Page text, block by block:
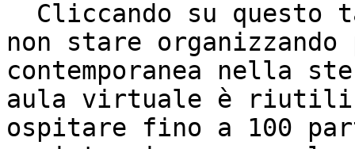
non stare
contemporanea nella
aula virtuale è
ospitare fino a 100